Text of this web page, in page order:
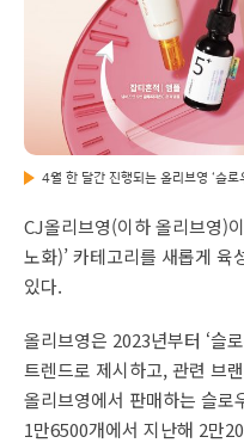
4월 한 달간 진행되는 올리브영 ‘슬로
CJ올리브영(이하 올리브영)
노화)’ 카테고리를 새롭게
있다.
올리브영은 2023년부터 ‘슬
트렌드로 제시하고, 관련 브
올리브영에서 판매하는 슬
1만6500개에서 지난해 2만